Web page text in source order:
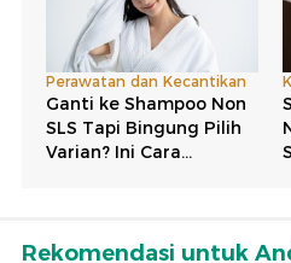
Rekomendasi untuk